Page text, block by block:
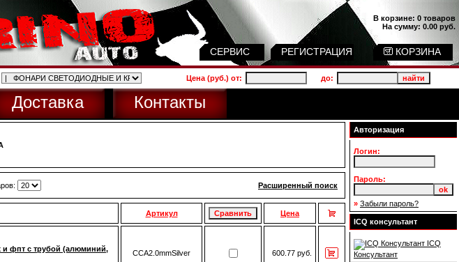
В корзине: 0 товаров
На сумму: 0.00 руб.
СЕРВИС РЕГИСТРАЦИЯ КОРЗИНА
Цена (руб.) от: до:
Доставка Контакты
Расширенный поиск
Артикул Цена
и фпт с трубой (алюминий,
CCA2.0mmSilver 600.77 руб.
Авторизация
Логин:
Пароль:
» Забыли пароль?
ICQ консультант
ICQ
Консультант